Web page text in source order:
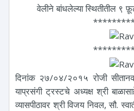
वेलीने बांधलेल्या स्थितीतील ९
दिनांक २७/०४/२०१५ रोजी
याप्रसंगी ट्रस्टचे अध्यक्ष श्री
व्यासपीठावर श्री विजय निवल, सौ.